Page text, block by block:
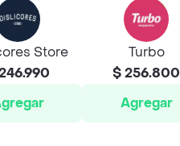
Store
Turbo
$ 256.800
Agregar